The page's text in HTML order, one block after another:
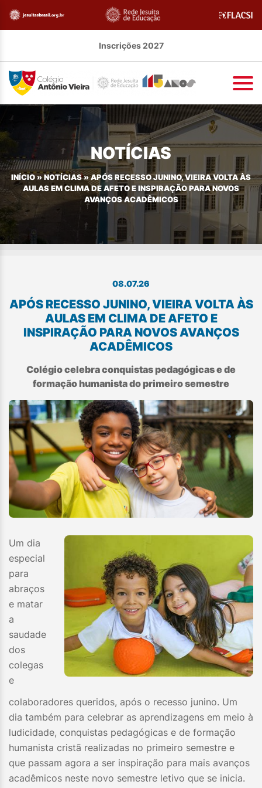
Inscrições 2027
NOTÍCIAS
INÍCIO » NOTÍCIAS»APÓS RECESSO JUNINO, VIEIRA VOLTA ÀS
AULAS EM CLIMA DE AFETO E INSPIRAÇÃO PARA NOVOS
AVANÇOS ACADÊMICOS
08.07.26
APÓS RECESSO JUNINO, VIEIRA VOLTA ÀS
AULAS EM CLIMA DE AFETO E
INSPIRAÇÃO PARA NOVOS AVANÇOS
ACADÊMICOS
Colégio celebra conquistas pedagógicas e de
formação humanista do primeiro semestre
Um dia
especial
para
abraços
e matar
a
saudade
dos
colegas
e
colaboradores queridos, após o recesso junino. Um
dia também para celebrar as aprendizagens em meio à
ludicidade, conquistas pedagógicas e de formação
humanista cristã realizadas no primeiro semestre e
que passam agora a ser inspiração para mais avanços
acadêmicos neste novo semestre letivo que se inicia.